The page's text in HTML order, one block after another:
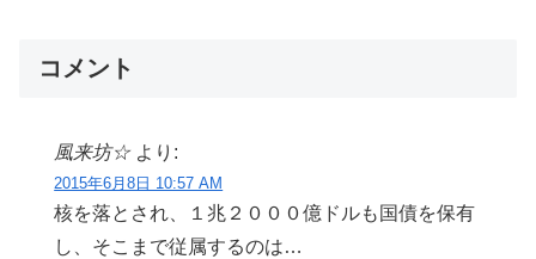
コメント
風来坊☆ より:
2015年6月8日 10:57 AM
核を落とされ、１兆２０００億ドルも国債を保有
し、そこまで従属するのは…